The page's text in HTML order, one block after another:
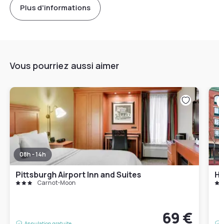
Plus d'informations
Vous pourriez aussi aimer
08h - 14h
Pittsburgh Airport Inn and Suites
Carnot-Moon
69 €